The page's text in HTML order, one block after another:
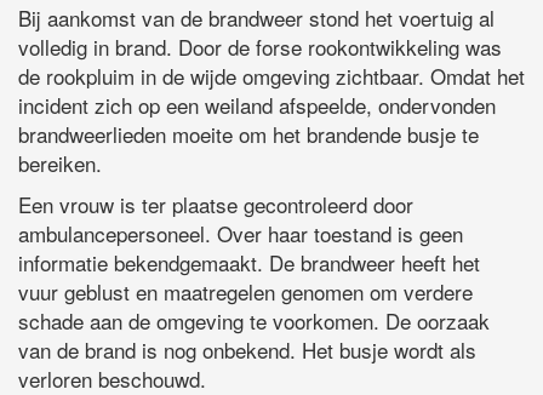
Bij aankomst van de brandweer stond het voertuig al
volledig in brand. Door de forse rookontwikkeling was
de rookpluim in de wijde omgeving zichtbaar. Omdat het
incident zich op een weiland afspeelde, ondervonden
brandweerlieden moeite om het brandende busje te
bereiken.
Een vrouw is ter plaatse gecontroleerd door
ambulancepersoneel. Over haar toestand is geen
informatie bekendgemaakt. De brandweer heeft het
vuur geblust en maatregelen genomen om verdere
schade aan de omgeving te voorkomen. De oorzaak
van de brand is nog onbekend. Het busje wordt als
verloren beschouwd.